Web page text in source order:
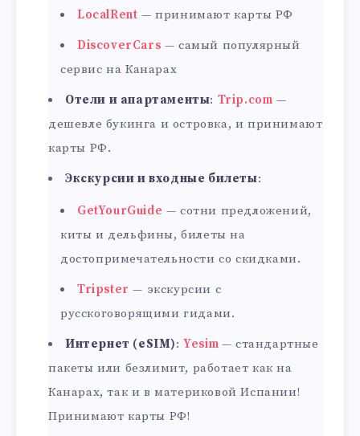
LocalRent — принимают карты РФ
DiscoverCars — самый популярный
сервис на Канарах
Отели и апартаменты: Trip.com —
дешевле букинга и островка, и принимают
карты РФ.
Экскурсии и входные билеты:
GetYourGuide — сотни предложений,
киты и дельфины, билеты на
достопримечательности со скидками.
Tripster — экскурсии с
русскоговорящими гидами.
Интернет (eSIM):Yesim — стандартные
пакеты или безлимит, работает как на
Канарах, так и в материковой Испании!
Принимают карты РФ!